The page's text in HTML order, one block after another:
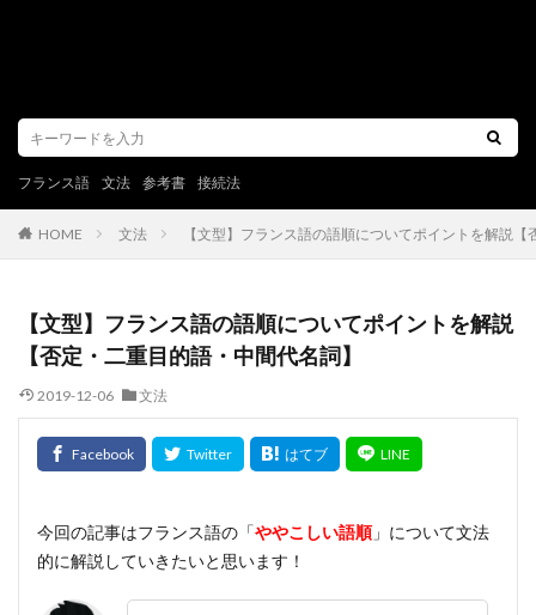
フランス語 文法 参考書 接続法
HOME 文法 【文型】フランス語の語順についてポイントを解説
【文型】フランス語の語順についてポイントを解説
【否定・二重目的語・中間代名詞】
2019-12-06 文法
今回の記事はフランス語の「ややこしい語順」について文法
的に解説していきたいと思います！